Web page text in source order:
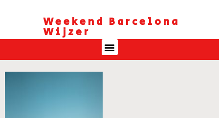
Weekend Barcelona
Wijzer